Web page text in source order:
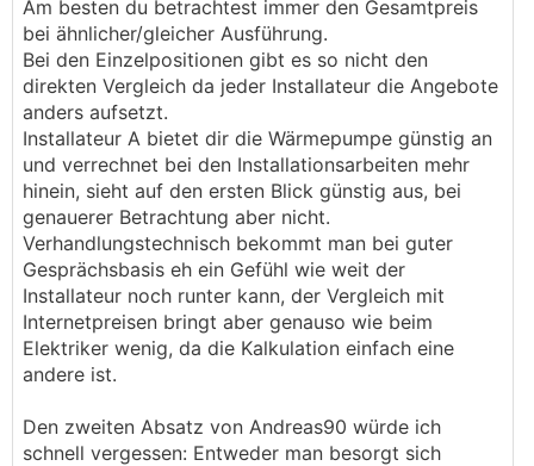
Am besten du betrachtest immer den Gesamtpreis
bei ähnlicher/gleicher Ausführung.
Bei den Einzelpositionen gibt es so nicht den
direkten Vergleich da jeder Installateur die Angebote
anders aufsetzt.
Installateur A bietet dir die Wärmepumpe günstig an
und verrechnet bei den Installationsarbeiten mehr
hinein, sieht auf den ersten Blick günstig aus, bei
genauerer Betrachtung aber nicht.
Verhandlungstechnisch bekommt man bei guter
Gesprächsbasis eh ein Gefühl wie weit der
Installateur noch runter kann, der Vergleich mit
Internetpreisen bringt aber genauso wie beim
Elektriker wenig, da die Kalkulation einfach eine
andere ist.
Den zweiten Absatz von Andreas90 würde ich
schnell vergessen: Entweder man besorgt sich